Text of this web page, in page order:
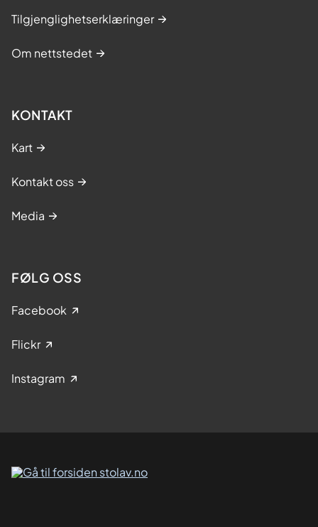
Tilgjenglighetserklæringer
Om nettstedet
KONTAKT
Kart
Kontakt oss
Media
FØLG OSS
Facebook
Flickr
Instagram